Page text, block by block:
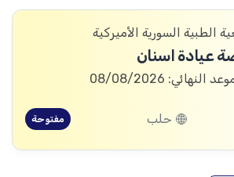
الطبية السورية الأميركية
عيادة اسنان
النهائي: 08/08/2026
حلب مفتوحة